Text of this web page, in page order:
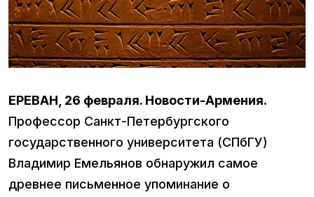
ЕРЕВАН, 26 февраля. Новости-Армения.
Профессор Санкт-Петербургского
государственного университета (СПбГУ)
Владимир Емельянов обнаружил самое
древнее письменное упоминание о